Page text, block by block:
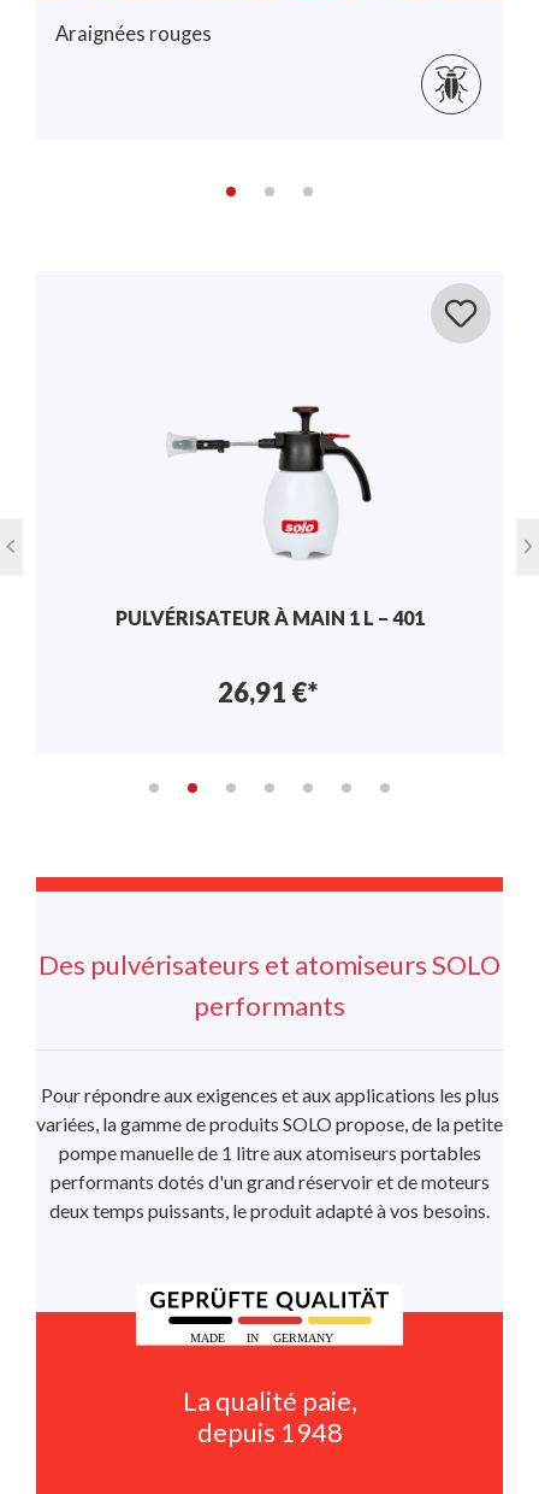
Araignées rouges
PULVÉRISATEUR À MAIN 1,25 L – SOLO 201
17,50 €*
Des pulvérisateurs et atomiseurs SOLO
performants
Pour répondre aux exigences et aux applications les plus
variées, la gamme de produits SOLO propose, de la petite
pompe manuelle de 1 litre aux atomiseurs portables
performants dotés d'un grand réservoir et de moteurs
deux temps puissants, le produit adapté à vos besoins.
La qualité paie,
depuis 1948